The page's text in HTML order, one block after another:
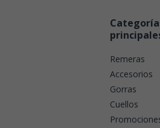
Remeras
Accesorios
Gorras
Cuellos